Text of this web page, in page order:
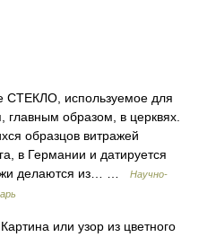
используемое для
главным образом, в церквях.
образцов витражей
в Германии и датируется
делаются из… …
Научно-
или узор из цветного